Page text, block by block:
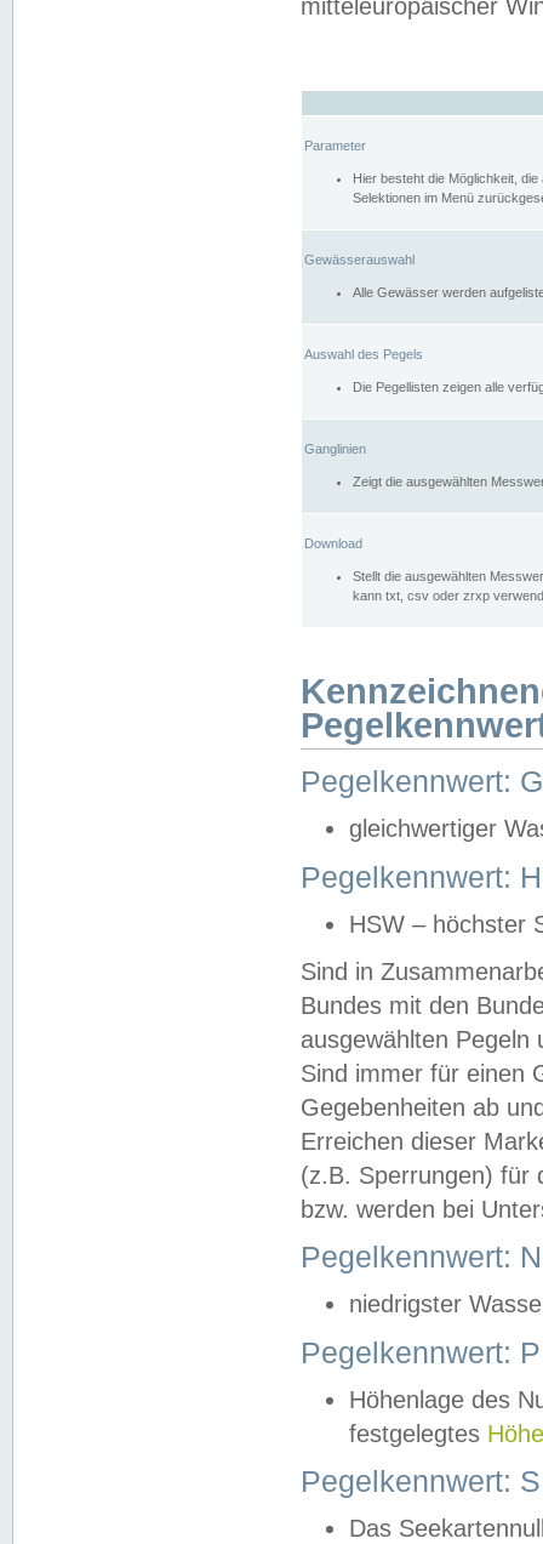
mitteleuropäischer
Parameter
Hier besteht die Möglichkeit,
Selektionen im Menü
Gewässerauswahl
Alle Gewässer werden
Auswahl des Pegels
Die Pegellisten zeigen alle
Ganglinien
Zeigt die ausgewählten
Download
Stellt die ausgewählten
kann txt, csv oder zrxp
Pegelkennwert:
gleichwertiger
Pegelkennwert:
HSW – höchster
Sind in
Bundes mit den
ausgewählten
Sind immer für einen
Gegebenheiten ab
Erreichen dieser
(z.B. Sperrungen) für
bzw. werden bei
Pegelkennwert:
niedrigster
Pegelkennwert:
Höhenlage des
festgelegtes
Pegelkennwert:
Das